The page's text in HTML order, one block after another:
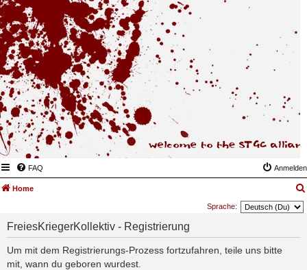
FAQ Anmelden
Home
Sprache:
FreiesKriegerKollektiv - Registrierung
Um mit dem Registrierungs-Prozess fortzufahren, teile uns bitte
mit, wann du geboren wurdest.